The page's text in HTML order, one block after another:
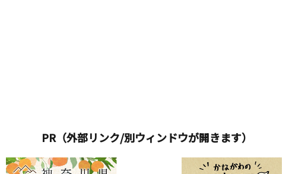
PR（外部リンク/別ウィンドウが開きます）